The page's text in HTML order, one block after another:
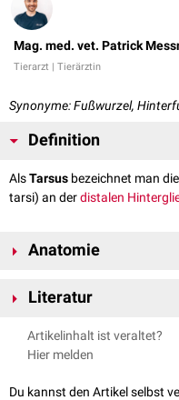
Mag. med. vet. Patrick
Tierarzt | Tierärztin
Synonyme: Fußwurzel,
Definition
AlsTarsus bezeichnet man
tarsi) an derdistalen
Anatomie
dem
Unterschenkel
proximaleoder krurale Reihe
mittlere oder intertarsale
Literatur
Salomon, Franz-Viktor,
Tiermedizin. Georg Thieme
Haussäugetiere: Lehrbuch
Artikelinhalt ist veraltet?
Hier melden
Du kannst den Artikel selbst